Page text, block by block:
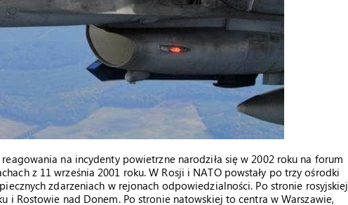
na incydenty powietrzne narodziła się w 2002 roku na forum
z 11 września 2001 roku. W Rosji i NATO powstały po trzy ośrodki
zdarzeniach w rejonach odpowiedzialności. Po stronie rosyjskiej
i Rostowie nad Donem. Po stronie natowskiej to centra w Warszawie,